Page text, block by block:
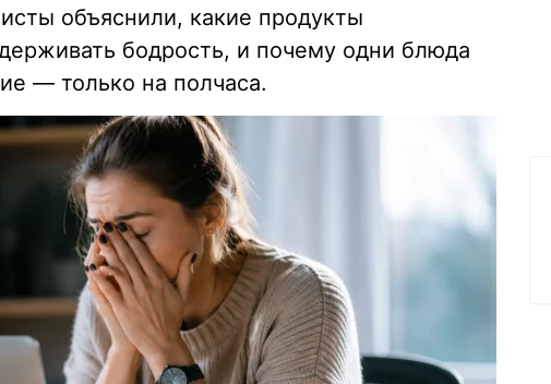
объяснили, какие продукты
бодрость, и почему одни блюда
— только на полчаса.